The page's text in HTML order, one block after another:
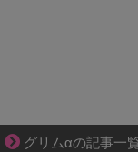
グリムαの記事一